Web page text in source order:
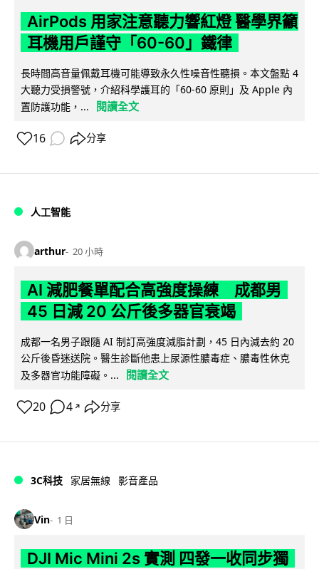
AirPods 用家注意聽力響紅燈 醫學界籲
耳機用戶謹守「60-60」鐵律
長時間高音量佩戴耳機可能導致永久性噪音性聽損。本文盤點 4
大聽力受損警號，介紹科學護耳的「60-60 原則」及 Apple 內
置防護功能，...
閱讀全文
16 分享
人工智能
arthur 20 小時
AI 減肥餐單配合高強度操練 成都男
45 日減 20 公斤後多器官衰竭
成都一名男子跟隨 AI 制訂高強度減脂計劃，45 日內減去約 20
公斤後昏迷送院。醫生診斷他患上尿源性膿毒症、膿毒性休克
及多器官功能障礙。...
閱讀全文
20 4 ↗ 分享
3C科技 家居無線 影音產品
Vin 1 日
DJI Mic Mini 2s 實測 四發一收同步獨